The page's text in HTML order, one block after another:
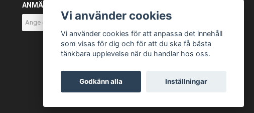
ANMÄL DIG TILL VÅRT NYHETSBREV
Prenumerera
Vi använder cookies
Vi använder cookies för att anpassa det innehåll
som visas för dig och för att du ska få bästa
tänkbara upplevelse när du handlar hos oss.
Godkänn alla Inställningar